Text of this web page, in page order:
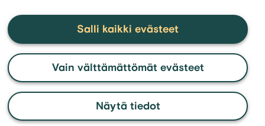
Näytä tiedot
Vain välttämättömät evästeet
Salli kaikki evästeet
Mikä on paras vakuudellinen laina kalliiden
kulutusluottojen maksamiseen pois?
Mikä on joustavin vakuudellinen laina
yrittäjälle?
Miten saada edullisin korko vakuudelliselle